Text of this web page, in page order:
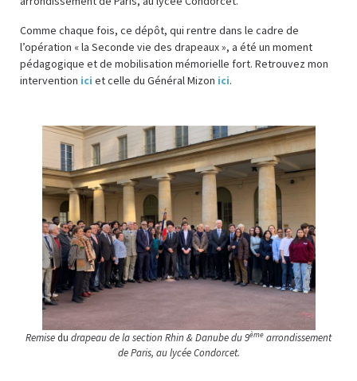
Comme chaque fois, ce dépôt, qui rentre dans le cadre de
l’opération « la Seconde vie des drapeaux », a été un moment
pédagogique et de mobilisation mémorielle fort. Retrouvez mon
intervention ici et celle du Général Mizon ici.
Remisedu drapeau de la section Rhin & Danube du 9ème arrondissement
de Paris, au lycée Condorcet.